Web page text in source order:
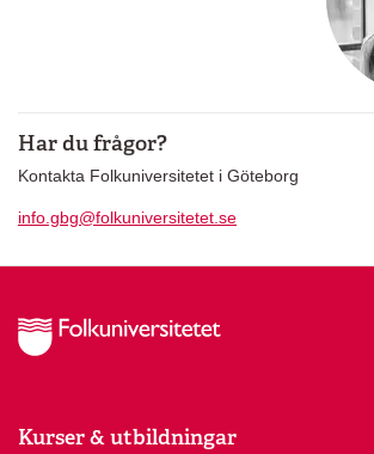
Har du frågor?
Kontakta Folkuniversitetet i Göteborg
info.gbg@folkuniversitetet.se
Kurser & utbildningar